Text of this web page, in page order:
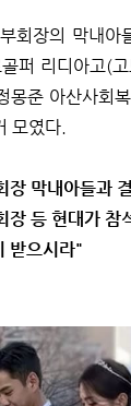
회장의 막내아
퍼 리디아고(
몽준 아산사회
모였다.
장 막내아들과
장 등 현대가 참
받으시라"